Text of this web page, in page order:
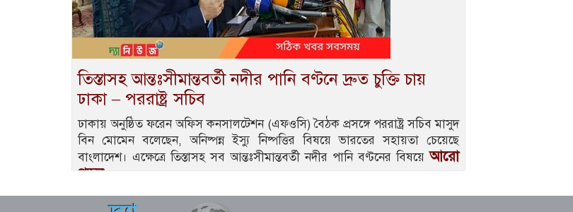
তিস্তাসহ আন্তঃসীমান্তবর্তী নদীর পানি বণ্টনে দ্রুত চুক্তি চায়
ঢাকা – পররাষ্ট্র সচিব
ঢাকায় অনুষ্ঠিত ফরেন অফিস কনসালটেশন (এফওসি) বৈঠক প্রসঙ্গে পররাষ্ট্র সচিব মাসুদ
বিন মোমেন বলেছেন, অনিষ্পন্ন ইস্যু নিষ্পত্তির বিষয়ে ভারতের সহায়তা চেয়েছে
বাংলাদেশ। এক্ষেত্রে তিস্তাসহ সব আন্তঃসীমান্তবর্তী নদীর পানি বণ্টনের বিষয়েআরো
পড়ুন..